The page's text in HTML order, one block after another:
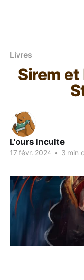
Livres
Sirem
L'ours inculte
17 févr. 2024 • 3 min